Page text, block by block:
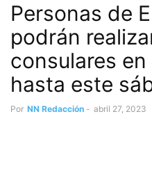
Personas de
podrán
consulares
hasta este
Por NN Redacción - abril 27, 2023